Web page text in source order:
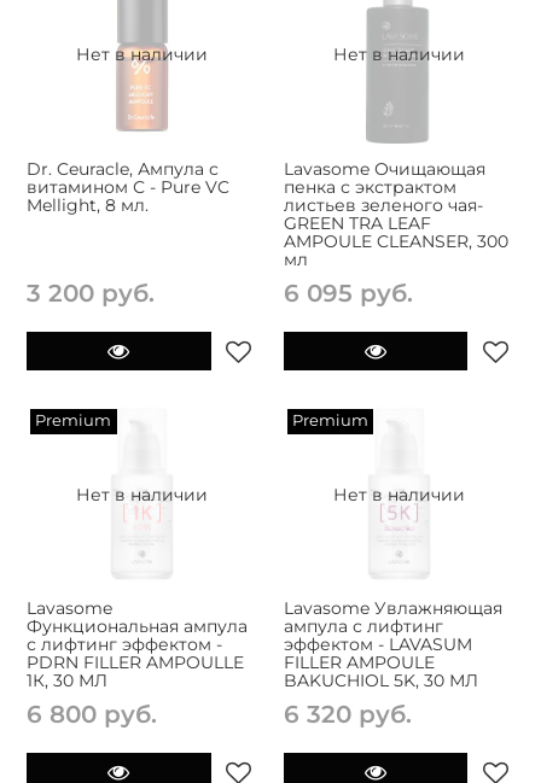
Нет в наличии
Dr. Ceuracle, Ампула с
витамином С - Pure VC
Mellight, 8 мл.
3 200 руб.
Нет в наличии
Lavasome Очищающая
пенка с экстрактом
листьев зеленого чая-
GREEN TRA LEAF
AMPOULE CLEANSER, 300
мл
6 095 руб.
Нет в наличии
Premium
Lavasome
Функциональная ампула
с лифтинг эффектом -
PDRN FILLER AMPOULLE
1К, 30 МЛ
6 800 руб.
Нет в наличии
Premium
Lavasome Увлажняющая
ампула с лифтинг
эффектом - LAVASUM
FILLER AMPOULE
BAKUCHIOL 5K, 30 МЛ
6 320 руб.